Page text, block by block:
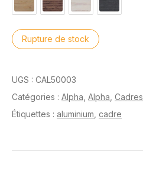
Rupture de stock
UGS : CAL50003
Catégories : Alpha Alpha Cadres
Étiquettes : aluminium cadre